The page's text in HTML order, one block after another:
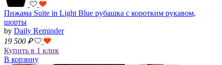
Пижама Suite in Light Blue рубашка с коротким рукавом,
шорты
by Daily Reminder
19 500 ₽
Купить в 1 клик
В корзину